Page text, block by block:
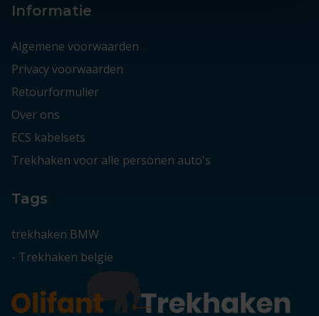
Informatie
Algemene voorwaarden
Privacy voorwaarden
Retourformulier
Over ons
ECS kabelsets
Trekhaken voor alle personen auto's
Tags
trekhaken BMW
- Trekhaken belgie